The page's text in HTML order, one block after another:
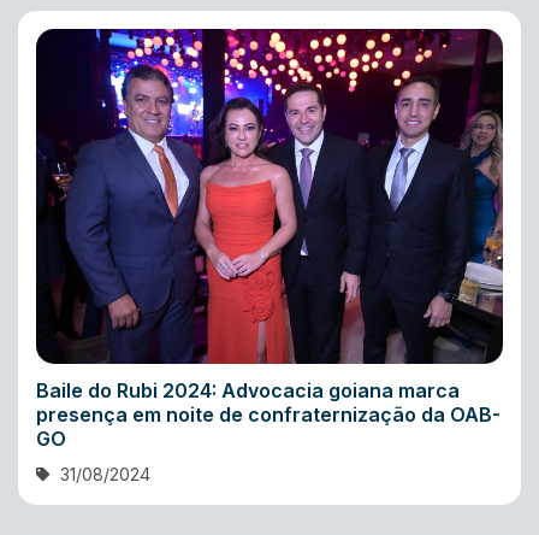
Baile do Rubi 2024: Advocacia goiana marca
presença em noite de confraternização da OAB-
GO
31/08/2024